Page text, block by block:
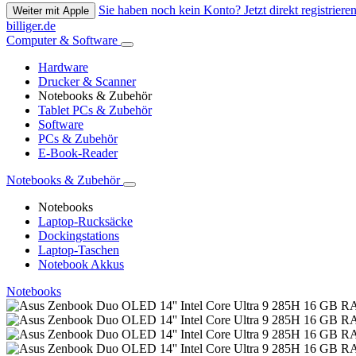
Weiter mit Apple
Sie haben noch kein Konto? Jetzt direkt
billiger.de
Computer & Software
Hardware
Drucker & Scanner
Notebooks & Zubehör
Tablet PCs & Zubehör
Software
PCs & Zubehör
E-Book-Reader
Notebooks & Zubehör
Notebooks
Laptop-Rucksäcke
Dockingstations
Laptop-Taschen
Notebook Akkus
Notebooks